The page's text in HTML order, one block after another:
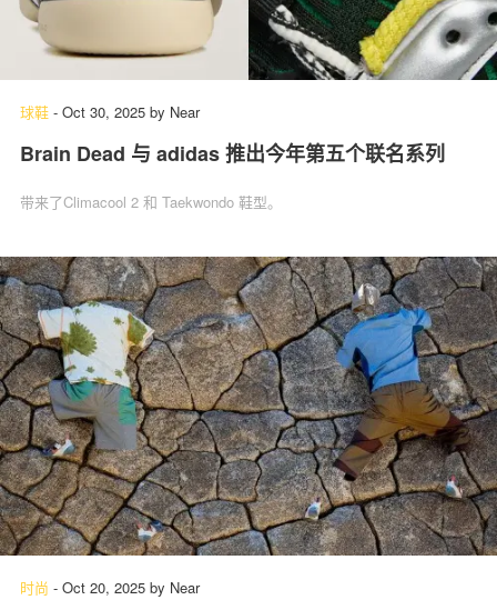
球鞋 - Oct 30, 2025 by Near
Brain Dead 与 adidas 推出今年第五个联名系列
带来了Climacool 2 和 Taekwondo 鞋型。
时尚 - Oct 20, 2025 by Near